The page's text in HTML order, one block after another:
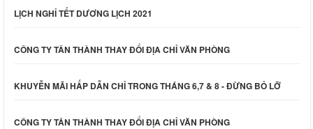
LỊCH NGHỈ TẾT DƯƠNG LỊCH 2021
CÔNG TY TÂN THÀNH THAY ĐỔI ĐỊA CHỈ VĂN PHÒNG
KHUYỄN MÃI HẤP DẪN CHỈ TRONG THÁNG 6,7 & 8 - ĐỪNG BỎ LỠ
CÔNG TY TÂN THÀNH THAY ĐỔI ĐỊA CHỈ VĂN PHÒNG